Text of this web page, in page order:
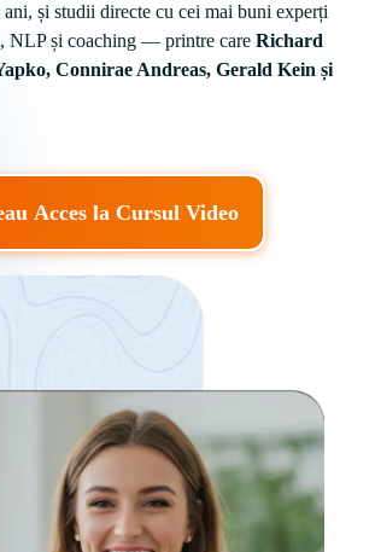
ani, și studii directe cu cei mai buni experți
NLP și coaching — printre care Richard
Connirae Andreas, Gerald Kein și
Acces la Cursul Video